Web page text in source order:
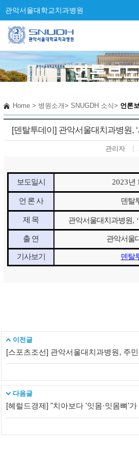
관악서울대학교치과병원
언론보도
Home> 병원소개 > SNUGDH 소식> 언론
[덴탈투데이] 관악서울대치과병원,
관리자
보도일시 2023년
언 론 사 덴탈
제 목 관악서울대치과병원, ‘
출 연 관악서울
기사보기 덴탈
이전글
다음글
[헤럴드경제] "치아보다 '잇몸·잇몸뼈'